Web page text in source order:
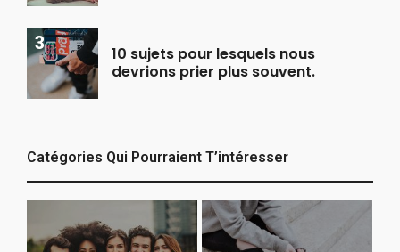
10 sujets pour lesquels nous
devrions prier plus souvent.
Catégories Qui Pourraient T’intéresser